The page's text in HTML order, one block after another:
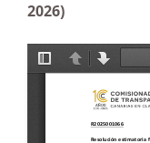
2026)